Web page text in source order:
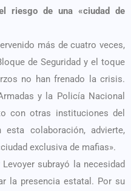
riesgo de una «ciudad de
más de cuatro veces,
de Seguridad y el toque
no han frenado la crisis.
y la Policía Nacional
con otras instituciones del
colaboración, advierte,
exclusiva de mafias».
subrayó la necesidad
la presencia estatal. Por su